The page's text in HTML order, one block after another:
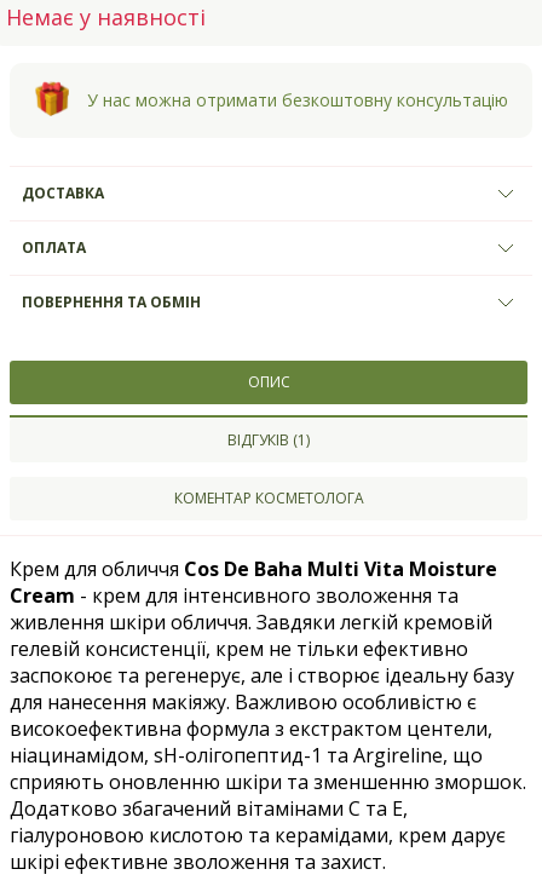
Немає у наявності
У нас можна отримати безкоштовну консультацію
ДОСТАВКА
ОПЛАТА
ПОВЕРНЕННЯ ТА ОБМІН
ОПИС
ВІДГУКІВ (1)
КОМЕНТАР КОСМЕТОЛОГА
Крем для обличчя Cos De Baha Multi Vita Moisture
Cream - крем для інтенсивного зволоження та
живлення шкіри обличчя. Завдяки легкій кремовій
гелевій консистенції, крем не тільки ефективно
заспокоює та регенерує, але і створює ідеальну базу
для нанесення макіяжу. Важливою особливістю є
високоефективна формула з екстрактом центели,
ніацинамідом, sH-олігопептид-1 та Argireline, що
сприяють оновленню шкіри та зменшенню зморшок.
Додатково збагачений вітамінами C та E,
гіалуроновою кислотою та керамідами, крем дарує
шкірі ефективне зволоження та захист.